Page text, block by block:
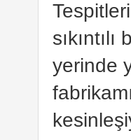
yerinde